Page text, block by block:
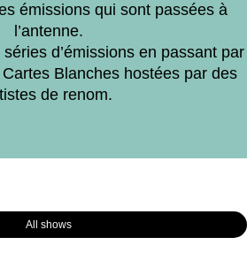
émissions qui sont passées à
l’antenne.
d’émissions en passant par
Blanches hostées par des
de renom.
All shows